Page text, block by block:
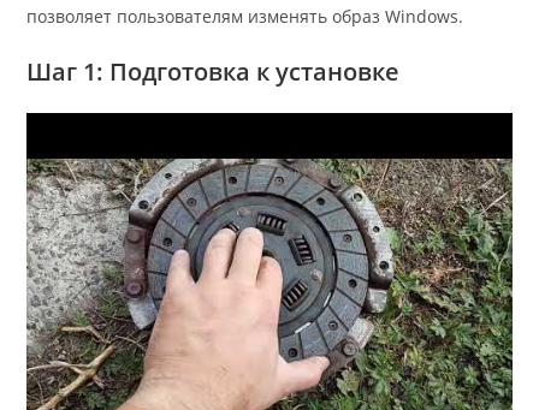
позволяет пользователям изменять образ Windows.
Шаг 1: Подготовка к установке